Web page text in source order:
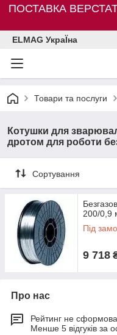
ПОСТАВКА
ELMAG УкраЇна
Товари та послуги
Котушки для
дротом для роботи
Сортування
200/0,9
Під
9 718
Про нас
Рейтинг не
Менше 5 відгуків за